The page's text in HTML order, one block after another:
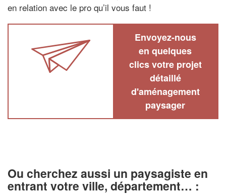
en relation avec le pro qu’il vous faut !
Envoyez-nous
en quelques
clics votre projet
détaillé
d'aménagement
paysager
Ou cherchez aussi un paysagiste en
entrant votre ville, département… :